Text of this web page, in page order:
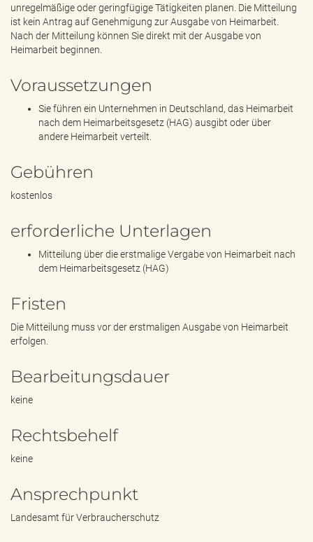
unregelmäßige oder geringfügige Tätigkeiten planen. Die Mitteilung
ist kein Antrag auf Genehmigung zur Ausgabe von Heimarbeit.
Nach der Mitteilung können Sie direkt mit der Ausgabe von
Heimarbeit beginnen.
Voraussetzungen
Sie führen ein Unternehmen in Deutschland, das Heimarbeit
nach dem Heimarbeitsgesetz (HAG) ausgibt oder über
andere Heimarbeit verteilt.
Gebühren
kostenlos
erforderliche Unterlagen
Mitteilung über die erstmalige Vergabe von Heimarbeit nach
dem Heimarbeitsgesetz (HAG)
Fristen
Die Mitteilung muss vor der erstmaligen Ausgabe von Heimarbeit
erfolgen.
Bearbeitungsdauer
keine
Rechtsbehelf
keine
Ansprechpunkt
Landesamt für Verbraucherschutz